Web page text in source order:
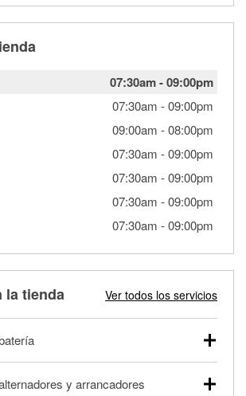
07:30am-09:00pm
07:30am -09:00pm
09:00am -08:00pm
07:30am -09:00pm
07:30am -09:00pm
07:30am -09:00pm
07:30am -09:00pm
la tienda Ver todos los servicios
SUVs, vehículos comerciales y
y arrancadores